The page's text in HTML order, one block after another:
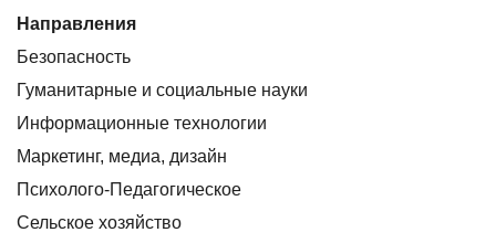
Направления
Безопасность
Гуманитарные и социальные науки
Информационные технологии
Маркетинг, медиа, дизайн
Психолого-Педагогическое
Сельское хозяйство